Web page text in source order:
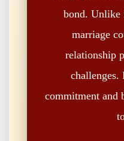
bond. Unlike
marriage
relationship
challenges.
commitment and